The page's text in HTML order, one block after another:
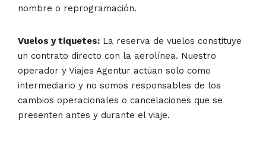
nombre o reprogramación.
Vuelos y tiquetes: La reserva de vuelos constituye
un contrato directo con la aerolínea. Nuestro
operador y Viajes Agentur actúan solo como
intermediario y no somos responsables de los
cambios operacionales o cancelaciones que se
presenten antes y durante el viaje.